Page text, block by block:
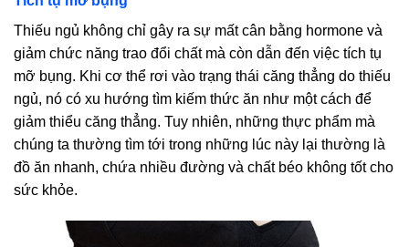
Thiếu ngủ không chỉ gây ra sự mất cân bằng hormone và
giảm chức năng trao đổi chất mà còn dẫn đến việc tích tụ
mỡ bụng. Khi cơ thể rơi vào trạng thái căng thẳng do thiếu
ngủ, nó có xu hướng tìm kiếm thức ăn như một cách để
giảm thiểu căng thẳng. Tuy nhiên, những thực phẩm mà
chúng ta thường tìm tới trong những lúc này lại thường là
đồ ăn nhanh, chứa nhiều đường và chất béo không tốt cho
sức khỏe.